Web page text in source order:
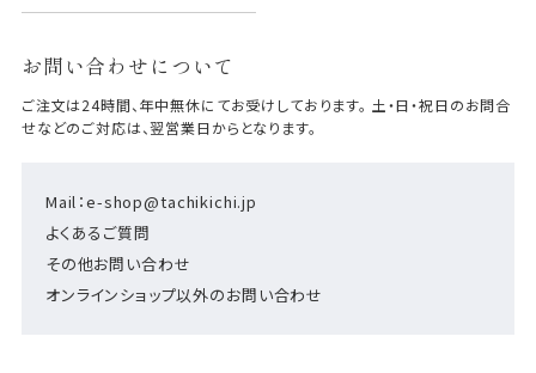
お問い合わせについて
Mail：e-shop@tachikichi.jp
よくあるご質問
その他お問い合わせ
オンラインショップ以外のお問い合わせ
ご注文は24時間、年中無休にてお受けしております。 土・日・祝日のお問合
せなどのご対応は、翌営業日からとなります。